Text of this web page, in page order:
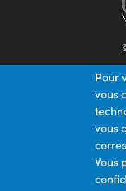
Pour
vous
vous
Vous